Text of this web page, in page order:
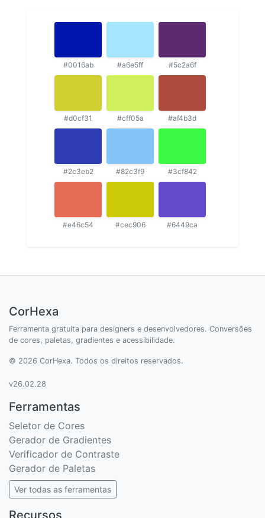
#0016ab #a6e5ff #5c2a6f
#d0cf31 #cff05a #af4b3d
#2c3eb2 #82c3f9 #3cf842
#e46c54 #cec906 #6449ca
CorHexa
Ferramenta gratuita para designers e desenvolvedores. Conversões
de cores, paletas, gradientes e acessibilidade.
© 2026 CorHexa. Todos os direitos reservados.
v26.02.28
Ferramentas
Seletor de Cores
Gerador de Gradientes
Verificador de Contraste
Gerador de Paletas
Ver todas as ferramentas
Recursos